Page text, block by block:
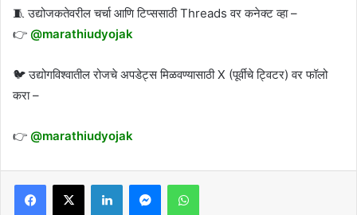
🧵 उद्योजकतेवरील चर्चा आणि टिप्ससाठी Threads वर कनेक्ट व्हा –
👉 @marathiudyojak
🐦 उद्योगविश्वातील रोजचे अपडेट्स मिळवण्यासाठी X (पूर्वीचे ट्विटर) वर फॉलो
करा –
👉 @marathiudyojak
Facebook
X LinkedInMessengerWhatsApp